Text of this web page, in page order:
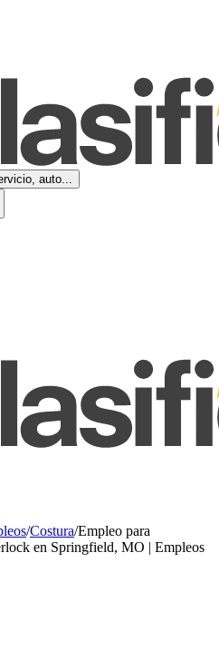
auto...
/Costura/Empleo para
en Springfield, MO | Empleos